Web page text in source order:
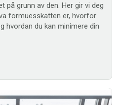
på grunn av den. Her gir vi deg
formuesskatten er, hvorfor
hvordan du kan minimere din